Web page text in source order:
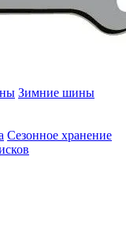
Зимние шины
Сезонное хранение